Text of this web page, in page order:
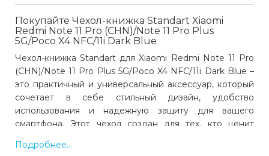
Покупайте Чехол-книжка Standart Xiaomi
Redmi Note 11 Pro (CHN)/Note 11 Pro Plus
5G/Poco X4 NFC/11i Dark Blue
Чехол-книжка Standart для Xiaomi Redmi Note 11 Pro
(CHN)/Note 11 Pro Plus 5G/Poco X4 NFC/11i Dark Blue –
это практичный и универсальный аксессуар, который
сочетает в себе стильный дизайн, удобство
использования и надежную защиту для вашего
смартфона. Этот чехол создан для тех, кто ценит
устройство от повреждений в любых ситуациях.
Подробнее...